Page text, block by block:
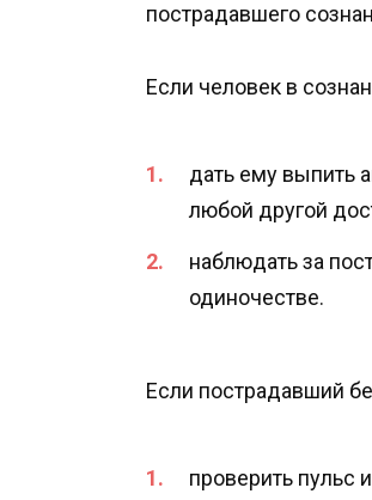
пострадавшего
Если человек в
дать ему выпить
любой другой
наблюдать за
одиночестве.
Если пострадавший
проверить пульс